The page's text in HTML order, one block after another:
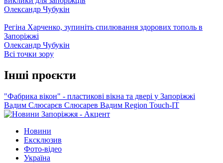
Олександр Чубукін
Регіна Харченко, зупиніть спилювання здорових тополь в
Запоріжжі
Олександр Чубукін
Всі точки зору
Інші проєкти
"Фабрика вікон" - пластикові вікна та двері у Запоріжжі
Вадим Слюсарєв Слюсарев Вадим Region Touch-IT
Новини
Ексклюзив
Фото-відео
Україна